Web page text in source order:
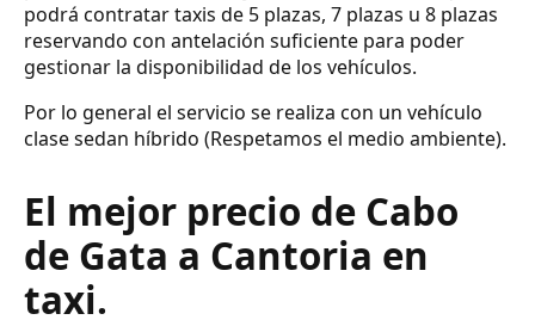
podrá contratar taxis de 5 plazas, 7 plazas u 8 plazas
reservando con antelación suficiente para poder
gestionar la disponibilidad de los vehículos.
Por lo general el servicio se realiza con un vehículo
clase sedan híbrido (Respetamos el medio ambiente).
El mejor precio de Cabo
de Gata a Cantoria en
taxi.